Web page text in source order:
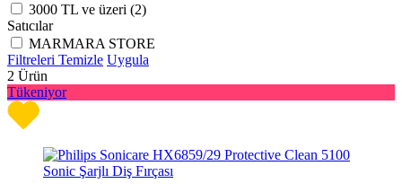
3000 TL ve üzeri (2)
Satıcılar
MARMARA STORE
Filtreleri Temizle Uygula
2 Ürün
Tükeniyor